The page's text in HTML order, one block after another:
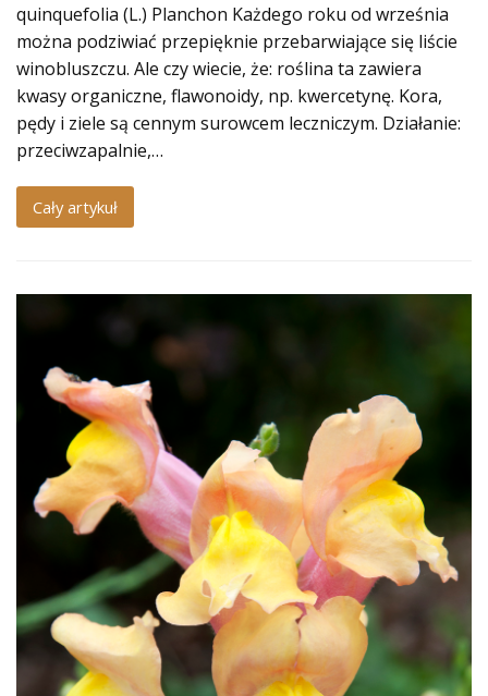
quinquefolia (L.) Planchon Każdego roku od września
można podziwiać przepięknie przebarwiające się liście
winobluszczu. Ale czy wiecie, że: roślina ta zawiera
kwasy organiczne, flawonoidy, np. kwercetynę. Kora,
pędy i ziele są cennym surowcem leczniczym. Działanie:
przeciwzapalnie,…
Cały artykuł